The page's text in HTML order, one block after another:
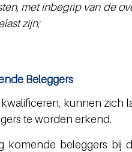
met inbegrip van de
zijn;
Beleggers
kunnen zich
te worden erkend.
komende beleggers bij